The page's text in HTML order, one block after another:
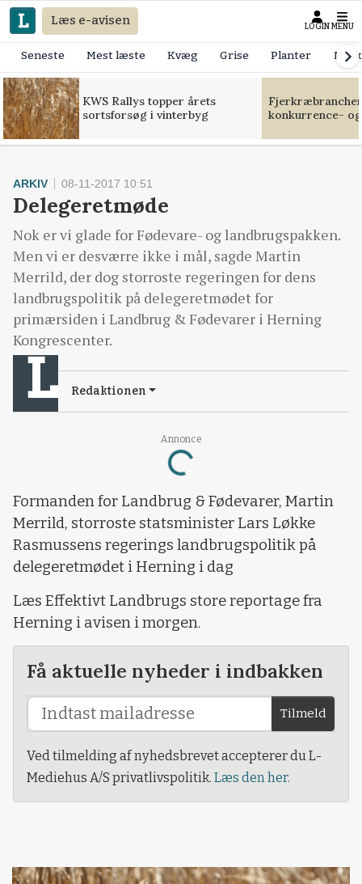
Læs e-avisen LOGIN MENU
Seneste Mest læste Kvæg Grise Planter
KWS Rallys topper årets
sortsforsøg i vinterbyg
konkurrence-
Annonce
Loading...
ARKIV 08-11-2017 10:51
Delegeretmøde
Nok er vi glade for Fødevare- og landbrugspakken.
Men vi er desværre ikke i mål, sagde Martin
Merrild, der dog storroste regeringen for dens
landbrugspolitik på delegeretmødet for
primærsiden i Landbrug & Fødevarer i Herning
Kongrescenter.
Redaktionen
Formanden for Landbrug & Fødevarer, Martin
Merrild, storroste statsminister Lars Løkke
Rasmussens regerings landbrugspolitik på
delegeretmødet i Herning i dag
Læs Effektivt Landbrugs store reportage fra
Herning i avisen i morgen.
Få aktuelle nyheder i indbakken
Tilmeld
Ved tilmelding af nyhedsbrevet accepterer du L-
Mediehus A/S privatlivspolitik. Læs den her.